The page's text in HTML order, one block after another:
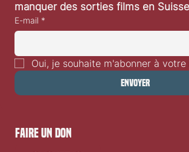
manquer des sorties films en
E-mail *
Oui, je souhaite m'abonner à
Envoyer
faire un don